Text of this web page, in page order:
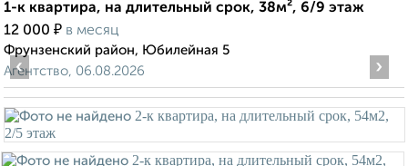
1-к квартира, на длительный срок, 38м², 6/9 этаж
12 000 ₽ в месяц
Фрунзенский район, Юбилейная 5
Агентство, 06.08.2026
‹ ›